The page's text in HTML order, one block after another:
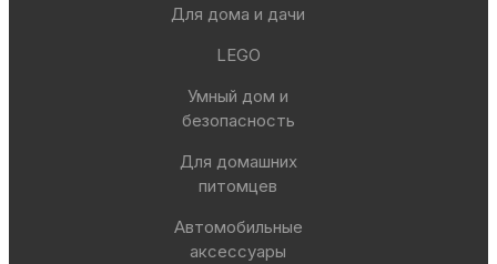
Для дома и дачи
LEGO
Умный дом и
безопасность
Для домашних
питомцев
Автомобильные
аксессуары